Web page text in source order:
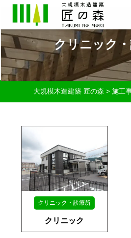
クリニック
大規模木造建築 匠の森 > 施工
クリニック・診療所
クリニック